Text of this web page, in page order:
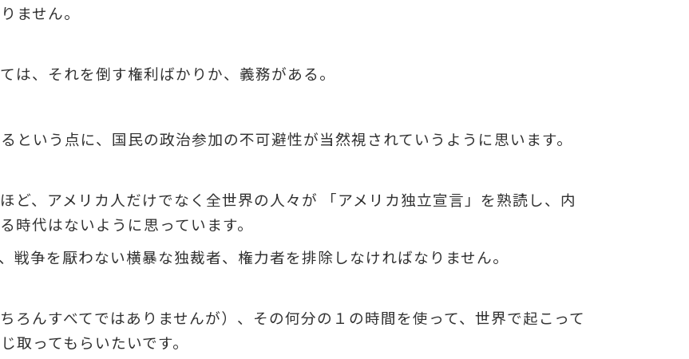
ません。
は、それを倒す権利ばかりか、義務がある。
という点に、国民の政治参加の不可避性が当然視されていうように思います。
ど、アメリカ人だけでなく全世界の人々が 「アメリカ独立宣言」を熟読し、内
時代はないように思っています。
戦争を厭わない横暴な独裁者、権力者を排除しなければなりません。
ろんすべてではありませんが）、その何分の１の時間を使って、世界で起こって
取ってもらいたいです。